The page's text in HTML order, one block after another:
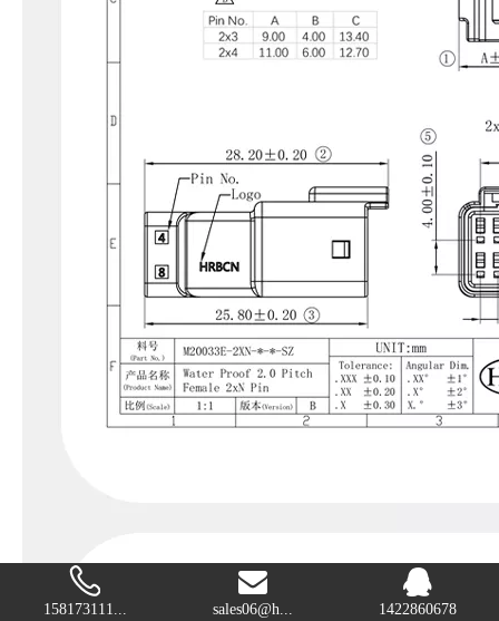
158173111... sales06@h... 1422860678